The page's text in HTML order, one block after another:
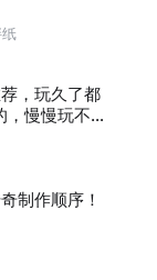
，玩久了都
慢慢玩不要
制作顺序！